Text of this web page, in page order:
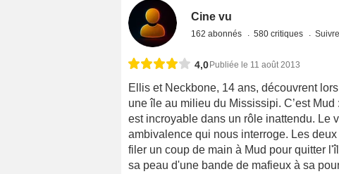
Cine vu
162 abonnés 580 critiques
4,0 Publiée le 11 août 2013
Ellis et Neckbone, 14 ans, découvrent
une île au milieu du Mississipi. C’est
est incroyable dans un rôle inattendu. Le
ambivalence qui nous interroge. Les
filer un coup de main à Mud pour quitter
sa peau d'une bande de mafieux à sa